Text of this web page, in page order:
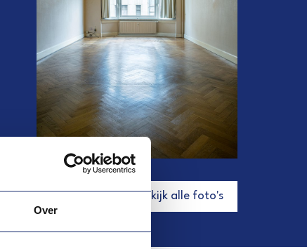
Over
Bekijk alle foto's